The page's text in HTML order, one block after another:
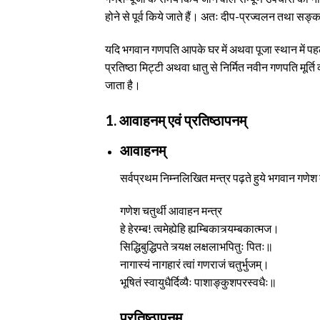
होने से पूर्व किये जाते हैं। अतः दीप-प्रज्वलन तथा
यदि भगवान गणपति आपके घर में अथवा पूजा स्थान में
प्रतिष्ठा मिट्टी अथवा धातु से निर्मित नवीन गणपति
जाता है।
1.आवाहनम् एवं प्रतिष्ठापनम्
आवाहनम्
सर्वप्रथम निम्नलिखित मन्त्र पढ़ते हुये भगवान
गणेश चतुर्थी आवाहन मन्त्र
हे हेरम्ब! त्वमेह्येहि ह्यम्बिकात्र्यम्बकात्मज।
सिद्धिबुद्धिपते त्र्यक्ष लक्षलाभपितुः पितः॥
नागास्यं नागहारं त्वां गणराजं चतुर्भुजम्।
भूषितं स्वायुधैर्दिव्यैः पाशाङ्कुशपरस्वधैः॥